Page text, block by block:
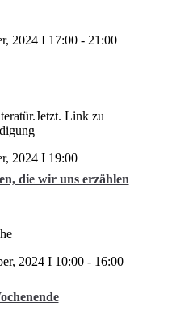
2024 I 17:00- 21:00
die wir uns erzählen
2024 I 19:00
2024 I 10:00- 16:00